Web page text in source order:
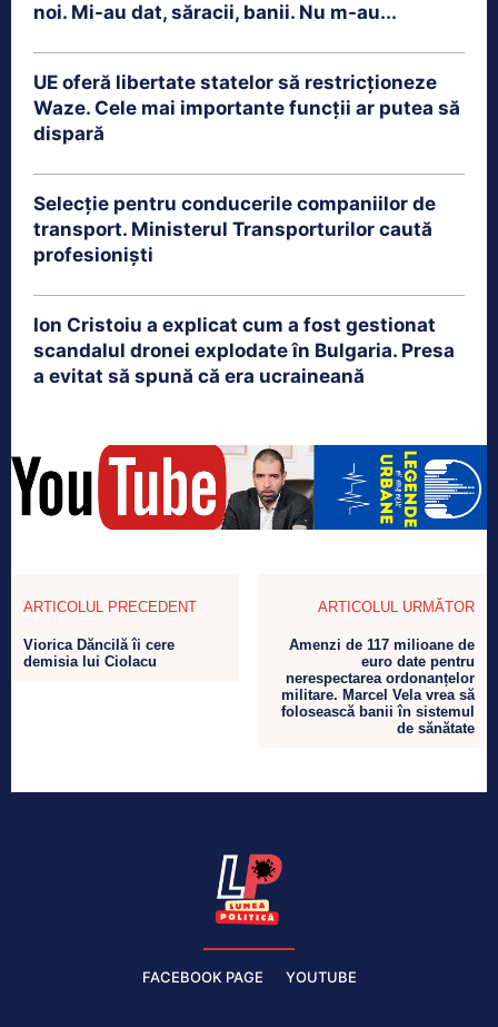
noi. Mi-au dat, săracii, banii. Nu m-au...
UE oferă libertate statelor să restricționeze
Waze. Cele mai importante funcții ar putea să
dispară
Selecție pentru conducerile companiilor de
transport. Ministerul Transporturilor caută
profesioniști
Ion Cristoiu a explicat cum a fost gestionat
scandalul dronei explodate în Bulgaria. Presa
a evitat să spună că era ucraineană
ARTICOLUL PRECEDENT
Viorica Dăncilă îi cere
demisia lui Ciolacu
ARTICOLUL URMĂTOR
Amenzi de 117 milioane de
euro date pentru
nerespectarea ordonanțelor
militare. Marcel Vela vrea să
folosească banii în sistemul
de sănătate
FACEBOOK PAGE YOUTUBE